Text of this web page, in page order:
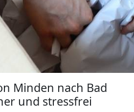
Minden nach Bad
und stressfrei